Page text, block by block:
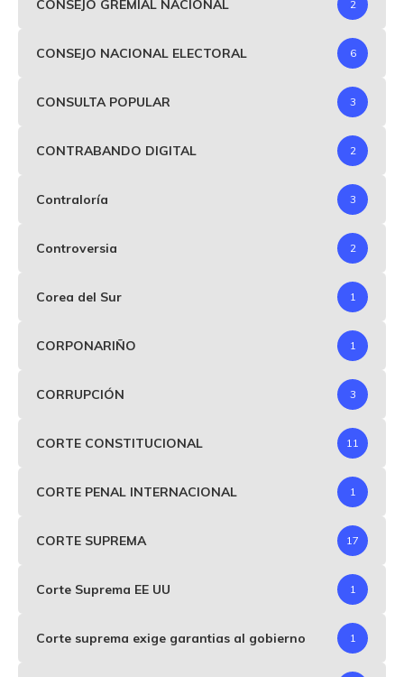
CONSEJO GREMIAL NACIONAL 2
CONSEJO NACIONAL ELECTORAL 6
CONSULTA POPULAR 3
CONTRABANDO DIGITAL 2
Contraloría 3
Controversia 2
Corea del Sur 1
CORPONARIÑO 1
CORRUPCIÓN 3
CORTE CONSTITUCIONAL 11
CORTE PENAL INTERNACIONAL 1
CORTE SUPREMA 17
Corte Suprema EE UU 1
Corte suprema exige garantias al gobierno 1